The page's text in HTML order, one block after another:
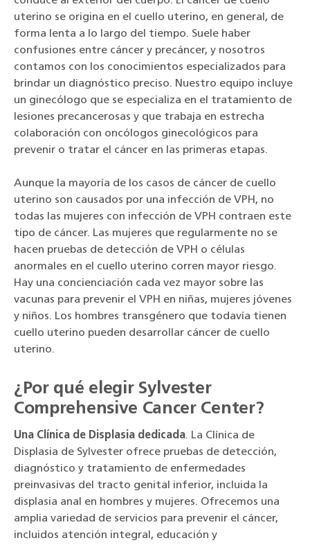
uterino se origina en el cuello uterino, en general, de
forma lenta a lo largo del tiempo. Suele haber
confusiones entre cáncer y precáncer, y nosotros
contamos con los conocimientos especializados para
brindar un diagnóstico preciso. Nuestro equipo incluye
un ginecólogo que se especializa en el tratamiento de
lesiones precancerosas y que trabaja en estrecha
colaboración con oncólogos ginecológicos para
prevenir o tratar el cáncer en las primeras etapas.
Aunque la mayoría de los casos de cáncer de cuello
uterino son causados por una infección de VPH, no
todas las mujeres con infección de VPH contraen este
tipo de cáncer. Las mujeres que regularmente no se
hacen pruebas de detección de VPH o células
anormales en el cuello uterino corren mayor riesgo.
Hay una concienciación cada vez mayor sobre las
vacunas para prevenir el VPH en niñas, mujeres jóvenes
y niños. Los hombres transgénero que todavía tienen
cuello uterino pueden desarrollar cáncer de cuello
uterino.
¿Por qué elegir Sylvester
Comprehensive Cancer Center?
Una Clínica de Displasia dedicada. La Clínica de
Displasia de Sylvester ofrece pruebas de detección,
diagnóstico y tratamiento de enfermedades
preinvasivas del tracto genital inferior, incluida la
displasia anal en hombres y mujeres. Ofrecemos una
amplia variedad de servicios para prevenir el cáncer,
incluidos atención integral, educación y